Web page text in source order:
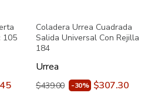
105
Coladera Urrea Cuadrada
Salida Universal Con Rejilla
184
Urrea
$439.00 -30% $307.30